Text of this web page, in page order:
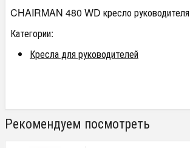
CHAIRMAN 480 WD кресло руководителя
Категории:
Кресла для руководителей
Рекомендуем посмотреть